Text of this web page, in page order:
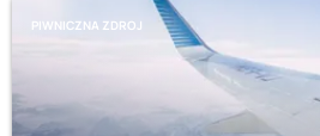
PIWNICZNA ZDROJ